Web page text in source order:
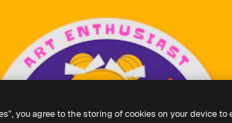
you agree to the storing of cookies on your device to